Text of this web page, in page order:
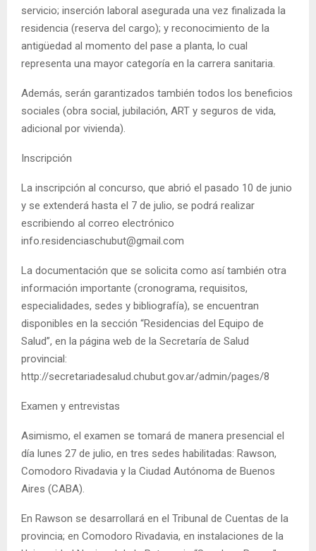
servicio; inserción laboral asegurada una vez finalizada la
residencia (reserva del cargo); y reconocimiento de la
antigüedad al momento del pase a planta, lo cual
representa una mayor categoría en la carrera sanitaria.
Además, serán garantizados también todos los beneficios
sociales (obra social, jubilación, ART y seguros de vida,
adicional por vivienda).
Inscripción
La inscripción al concurso, que abrió el pasado 10 de junio
y se extenderá hasta el 7 de julio, se podrá realizar
escribiendo al correo electrónico
info.residenciaschubut@gmail.com
La documentación que se solicita como así también otra
información importante (cronograma, requisitos,
especialidades, sedes y bibliografía), se encuentran
disponibles en la sección “Residencias del Equipo de
Salud”, en la página web de la Secretaría de Salud
provincial:
http://secretariadesalud.chubut.gov.ar/admin/pages/8
Examen y entrevistas
Asimismo, el examen se tomará de manera presencial el
día lunes 27 de julio, en tres sedes habilitadas: Rawson,
Comodoro Rivadavia y la Ciudad Autónoma de Buenos
Aires (CABA).
En Rawson se desarrollará en el Tribunal de Cuentas de la
provincia; en Comodoro Rivadavia, en instalaciones de la